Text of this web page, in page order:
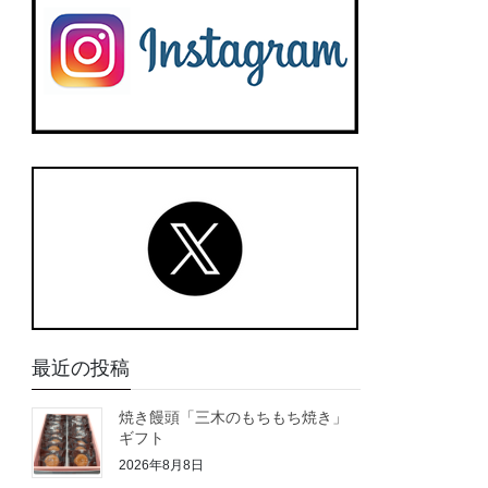
最近の投稿
焼き饅頭「三木のもちもち焼き」
ギフト
2026年8月8日